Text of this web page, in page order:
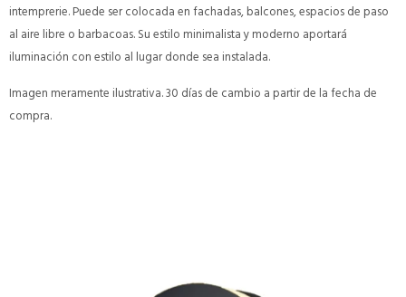
intemprerie. Puede ser colocada en fachadas, balcones, espacios de paso
al aire libre o barbacoas. Su estilo minimalista y moderno aportará
iluminación con estilo al lugar donde sea instalada.
Imagen meramente ilustrativa. 30 días de cambio a partir de la fecha de
compra.